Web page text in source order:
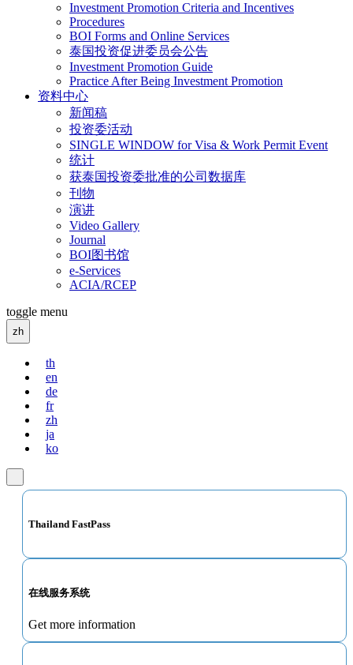
Investment Promotion Criteria and Incentives
Procedures
BOI Forms and Online Services
泰国投资促进委员会公告
Investment Promotion Guide
Practice After Being Investment Promotion
资料中心
新闻稿
投资委活动
SINGLE WINDOW for Visa & Work Permit Event
统计
获泰国投资委批准的公司数据库
刊物
演讲
Video Gallery
Journal
BOI图书馆
e-Services
ACIA/RCEP
toggle menu
zh
th
en
de
fr
zh
ja
ko
Thailand FastPass
在线服务系统
Get more information